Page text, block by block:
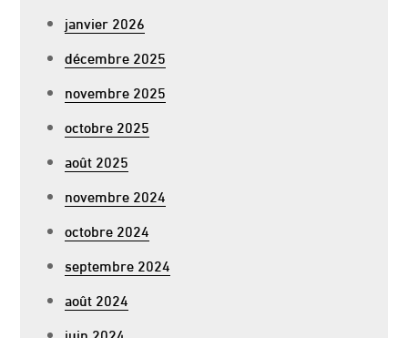
janvier 2026
décembre 2025
novembre 2025
octobre 2025
août 2025
novembre 2024
octobre 2024
septembre 2024
août 2024